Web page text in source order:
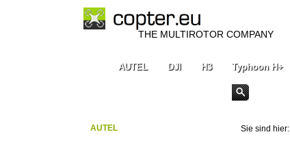
THE MULTIROTOR COMPANY
AUTEL DJI H3 Typhoon H+
AUTEL
Sie sind hier: